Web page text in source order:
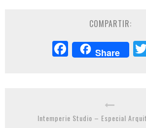
COMPARTIR:
Facebook
Share
Intemperie Studio – Especial